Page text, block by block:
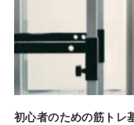
初心者のための筋トレ